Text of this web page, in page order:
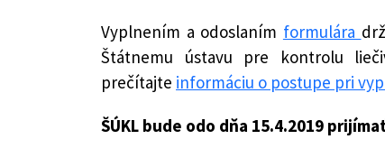
Vyplnením a odoslaním formulára
Štátnemu ústavu pre kontrolu
prečítajte informáciu o postupe pri
ŠÚKL bude odo dňa 15.4.2019